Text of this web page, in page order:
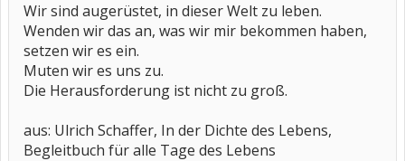
Wir sind augerüstet, in dieser Welt zu leben.
Wenden wir das an, was wir mir bekommen haben,
setzen wir es ein.
Muten wir es uns zu.
Die Herausforderung ist nicht zu groß.
aus: Ulrich Schaffer, In der Dichte des Lebens,
Begleitbuch für alle Tage des Lebens